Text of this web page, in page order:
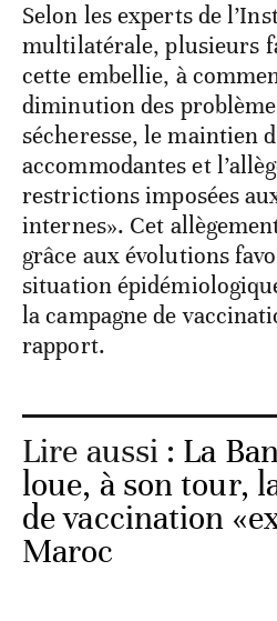
Selon les experts de
multilatérale, plusieurs
cette embellie, à
diminution des
sécheresse, le maintien
accommodantes et
restrictions imposées
internes». Cet
grâce aux évolutions
situation
la campagne de
rapport.
Lire aussi : La
loue, à son tour,
de vaccination
Maroc